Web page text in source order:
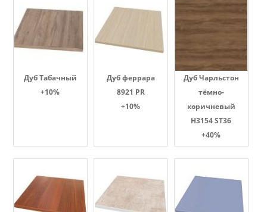
Дуб Табачный
+10%
Дуб феррара
8921 PR
+10%
Дуб Чарльстон
тёмно-
коричневый
H3154 ST36
+40%